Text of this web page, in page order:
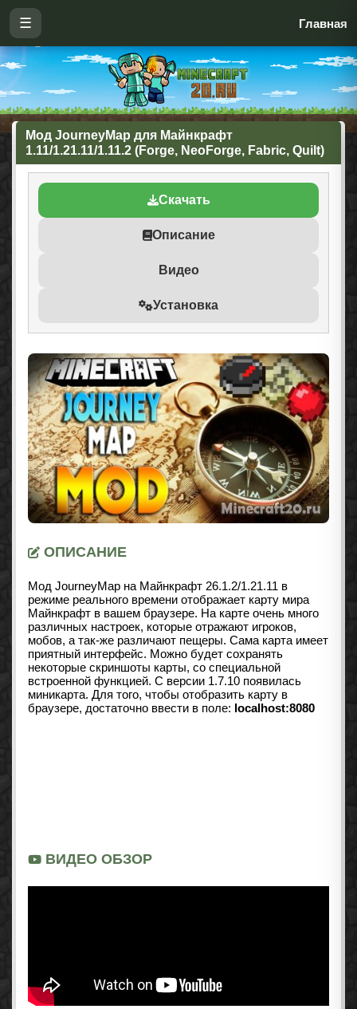
☰ Главная
Мод JourneyMap для Майнкрафт
1.11/1.21.11/1.11.2 (Forge, NeoForge, Fabric, Quilt)
Скачать
Описание
Видео
Установка
ОПИСАНИЕ
Мод JourneyMap на Майнкрафт 26.1.2/1.21.11 в
режиме реального времени отображает карту мира
Майнкрафт в вашем браузере. На карте очень много
различных настроек, которые отражают игроков,
мобов, а так-же различают пещеры. Сама карта имеет
приятный интерфейс. Можно будет сохранять
некоторые скриншоты карты, со специальной
встроенной функцией. С версии 1.7.10 появилась
миникарта. Для того, чтобы отобразить карту в
браузере, достаточно ввести в поле: localhost:8080
ВИДЕО ОБЗОР